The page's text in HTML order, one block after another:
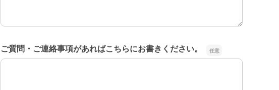
ご質問・ご連絡事項があればこちらにお書きください。
ご質問・ご連絡事項があればこちらにお書きください。